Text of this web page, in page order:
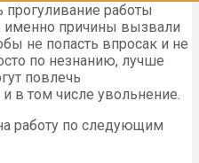
работы
именно причины вызвали
не попасть впросак и не
по незнанию, лучше
повлечь
в том числе увольнение.
работу по следующим